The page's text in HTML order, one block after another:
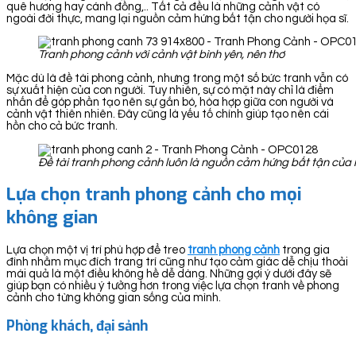
quê hương hay cánh đồng,.. Tất cả đều là những cảnh vật có
ngoài đời thực, mang lại nguồn cảm hứng bất tận cho người họa sĩ.
Tranh phong cảnh với cảnh vật bình yên, nên thơ
Mặc dù là đề tài phong cảnh, nhưng trong một số bức tranh vẫn có
sự xuất hiện của con người. Tuy nhiên, sự có mặt này chỉ là điểm
nhấn để góp phần tạo nên sự gắn bó, hòa hợp giữa con người và
cảnh vật thiên nhiên. Đây cũng là yếu tố chính giúp tạo nên cái
hồn cho cả bức tranh.
Đề tài tranh phong cảnh luôn là nguồn cảm hứng bất tận của
Lựa chọn tranh phong cảnh cho mọi
không gian
Lựa chọn một vị trí phù hợp để treo tranh phong cảnh trong gia
đình nhằm mục đích trang trí cũng như tạo cảm giác dễ chịu thoải
mái quả là một điều không hề dễ dàng. Những gợi ý dưới đây sẽ
giúp bạn có nhiều ý tưởng hơn trong việc lựa chọn tranh về phong
cảnh cho từng không gian sống của mình.
Phòng khách, đại sảnh